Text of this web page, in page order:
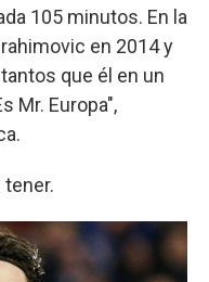
105 minutos. En la
en 2014 y
que él en un
Mr. Europa",
tener.